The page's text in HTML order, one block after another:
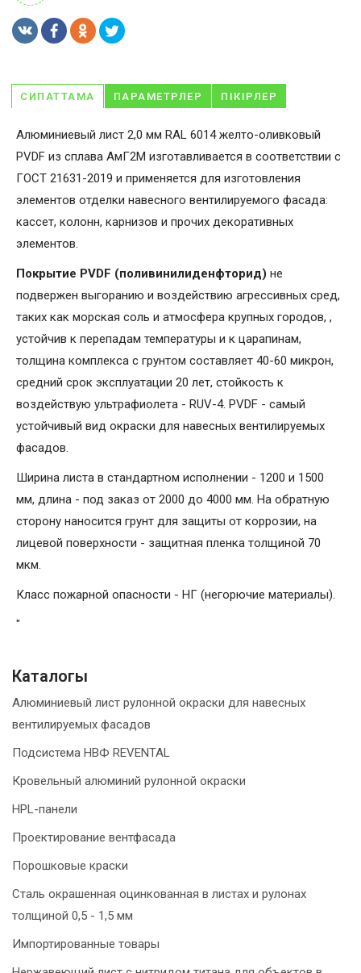
СИПАТТАМА ПАРАМЕТРЛЕР ПІКІРЛЕР
Алюминиевый лист 2,0 мм RAL 6014 желто-оливковый
PVDF из сплава АмГ2М изготавливается в соответствии с
ГОСТ 21631-2019 и применяется для изготовления
элементов отделки навесного вентилируемого фасада:
кассет, колонн, карнизов и прочих декоративных
элементов.
Покрытие PVDF (поливинилиденфторид) не
подвержен выгоранию и воздействию агрессивных сред,
таких как морская соль и атмосфера крупных городов, ,
устойчив к перепадам температуры и к царапинам,
толщина комплекса с грунтом составляет 40-60 микрон,
средний срок эксплуатации 20 лет, стойкость к
воздействую ультрафиолета - RUV-4. PVDF - самый
устойчивый вид окраски для навесных вентилируемых
фасадов.
Ширина листа в стандартном исполнении - 1200 и 1500
мм, длина - под заказ от 2000 до 4000 мм. На обратную
сторону наносится грунт для защиты от коррозии, на
лицевой поверхности - защитная пленка толщиной 70
мкм.
Класс пожарной опасности - НГ (негорючие материалы).
"
Каталогы
Алюминиевый лист рулонной окраски для навесных
вентилируемых фасадов
Подсистема НВФ REVENTAL
Кровельный алюминий рулонной окраски
HPL-панели
Проектирование вентфасада
Порошковые краски
Сталь окрашенная оцинкованная в листах и рулонах
толщиной 0,5 - 1,5 мм
Импортированные товары